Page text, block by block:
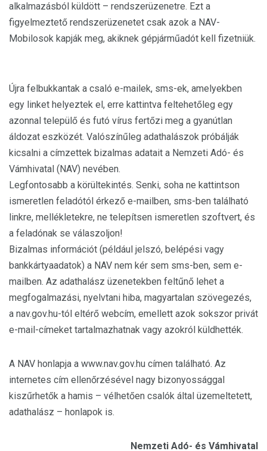
alkalmazásból küldött – rendszerüzenetre. Ezt a
figyelmeztető rendszerüzenetet csak azok a NAV-
Mobilosok kapják meg, akiknek gépjárműadót kell fizetniük.
Újra felbukkantak a csaló e-mailek, sms-ek, amelyekben
egy linket helyeztek el, erre kattintva feltehetőleg egy
azonnal települő és futó vírus fertőzi meg a gyanútlan
áldozat eszközét. Valószínűleg adathalászok próbálják
kicsalni a címzettek bizalmas adatait a Nemzeti Adó- és
Vámhivatal (NAV) nevében.
Legfontosabb a körültekintés. Senki, soha ne kattintson
ismeretlen feladótól érkező e-mailben, sms-ben található
linkre, mellékletekre, ne telepítsen ismeretlen szoftvert, és
a feladónak se válaszoljon!
Bizalmas információt (például jelszó, belépési vagy
bankkártyaadatok) a NAV nem kér sem sms-ben, sem e-
mailben. Az adathalász üzenetekben feltűnő lehet a
megfogalmazási, nyelvtani hiba, magyartalan szövegezés,
a nav.gov.hu-tól eltérő webcím, emellett azok sokszor privát
e-mail-címeket tartalmazhatnak vagy azokról küldhették.
A NAV honlapja a www.nav.gov.hu címen található. Az
internetes cím ellenőrzésével nagy bizonyossággal
kiszűrhetők a hamis – vélhetően csalók által üzemeltetett,
adathalász – honlapok is.
Nemzeti Adó- és Vámhivatal